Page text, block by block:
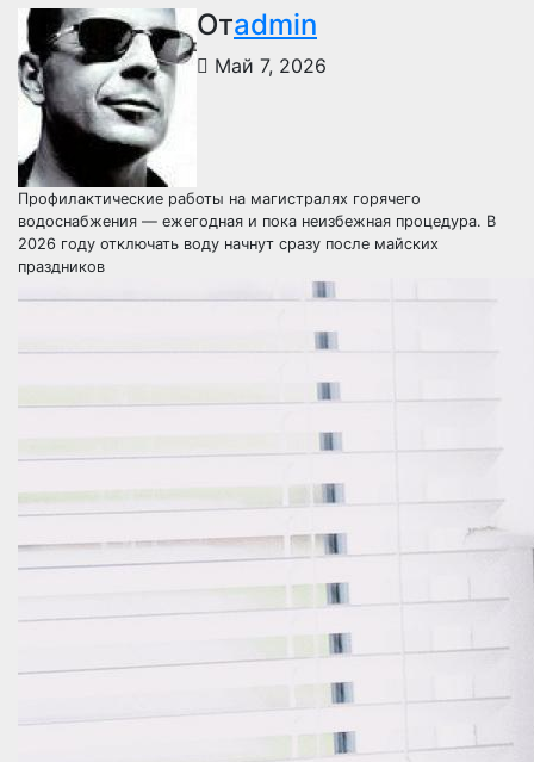
Отadmin
Май 7, 2026
Профилактические работы на магистралях горячего
водоснабжения — ежегодная и пока неизбежная процедура. В
2026 году отключать воду начнут сразу после майских
праздников